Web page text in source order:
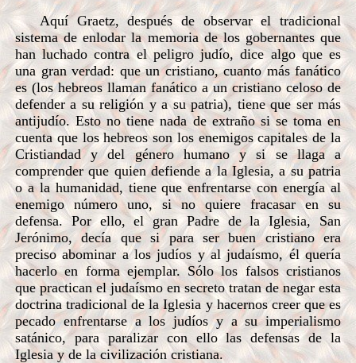
Aquí Graetz, después de observar el tradicional
sistema de enlodar la memoria de los gobernantes que
han luchado contra el peligro judío, dice algo que es
una gran verdad: que un cristiano, cuanto más fanático
es (los hebreos llaman fanático a un cristiano celoso de
defender a su religión y a su patria), tiene que ser más
antijudío. Esto no tiene nada de extraño si se toma en
cuenta que los hebreos son los enemigos capitales de la
Cristiandad y del género humano y si se llaga a
comprender que quien defiende a la Iglesia, a su patria
o a la humanidad, tiene que enfrentarse con energía al
enemigo número uno, si no quiere fracasar en su
defensa. Por ello, el gran Padre de la Iglesia, San
Jerónimo, decía que si para ser buen cristiano era
preciso abominar a los judíos y al judaísmo, él quería
hacerlo en forma ejemplar. Sólo los falsos cristianos
que practican el judaísmo en secreto tratan de negar esta
doctrina tradicional de la Iglesia y hacernos creer que es
pecado enfrentarse a los judíos y a su imperialismo
satánico, para paralizar con ello las defensas de la
Iglesia y de la civilización cristiana.